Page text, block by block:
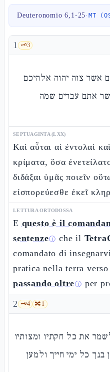
Deuteronomio 6,1-25·MT
1 🗝️3
אשר צוה יהוה אלהיכם
אתם עברים שמה
SEPTUAGINTA (LXX)
Καὶ αὗται αἱ ἐντολαὶ
κρίματα, ὅσα
διδάξαι ὑμᾶς ποιεῖν
εἰσπορεύεσθε ἐκεῖ
LETTURA ORTODOSSA
E questo è il
sentenzeⓘ che il
comandato di
pratica nella terra
passando oltreⓘ per
2 🗝️4 🔀1
את כל חקתיו ומצותיו
כל ימי חייך ולמען